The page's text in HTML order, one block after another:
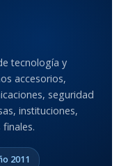
DE TABLETS
tecnología y
accesorios,
seguridad
instituciones,
2011